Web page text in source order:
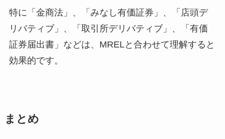
特に「金商法」、「みなし有価証券」、「店頭デ
リバティブ」、「取引所デリバティブ」、「有価
証券届出書」などは、MRELと合わせて理解すると
効果的です。
まとめ